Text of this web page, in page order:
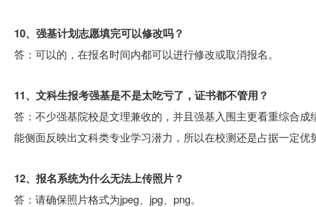
10、强基计划志愿填完可以修改吗？
答：可以的，在报名时间内都可以进行修改或取消报名。
11、文科生报考强基是不是太吃亏了，证书都不管用？
答：不少强基院校是文理兼收的，并且强基入围主更看重综合
能侧面反映出文科类专业学习潜力，所以在校测还是占据一定优
12、报名系统为什么无法上传照片？
答：请确保照片格式为jpeg、jpg、png。